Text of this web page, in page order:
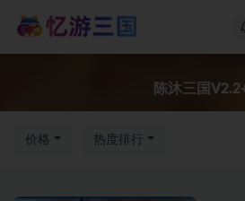
陈沐三国
价格 热度排行